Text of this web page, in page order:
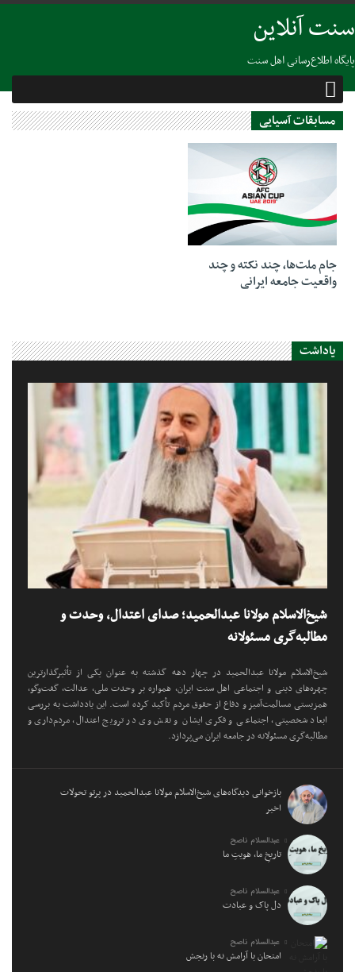
سنت آنلاین
پایگاه اطلاع‌رسانی اهل سنت
مسابقات آسیایی
جام ملت‌ها، چند نکته و چند
واقعیت جامعه ایرانی
یاداشت
شیخ‌الاسلام مولانا عبدالحمید؛ صدای اعتدال، وحدت و
مطالبه‌گری مسئولانه
شیخ‌الاسلام مولانا عبدالحمید در چهار دهه گذشته به عنوان یکی از تأثیرگذارترین
چهره‌های دینی و اجتماعی اهل سنت ایران، همواره بر وحدت ملی، عدالت، گفت‌وگو،
همزیستی مسالمت‌آمیز و دفاع از حقوق مردم تأکید کرده است. این یادداشت به بررسی
ابعاد شخصیتی، اجتماعی و فکری ایشان و نقش وی در ترویج اعتدال، مردم‌داری و
مطالبه‌گری مسئولانه در جامعه ایران می‌پردازد.
بازخوانی دیدگاه‌های شیخ‌الاسلام مولانا عبدالحمید در پرتو تحولات
اخیر
عبدالسلام ناصح
تاریخِ ما، هویتِ ما
عبدالسلام ناصح
دل پاک و عبادت
عبدالسلام ناصح
امتحان با آرامش نه با رنجش